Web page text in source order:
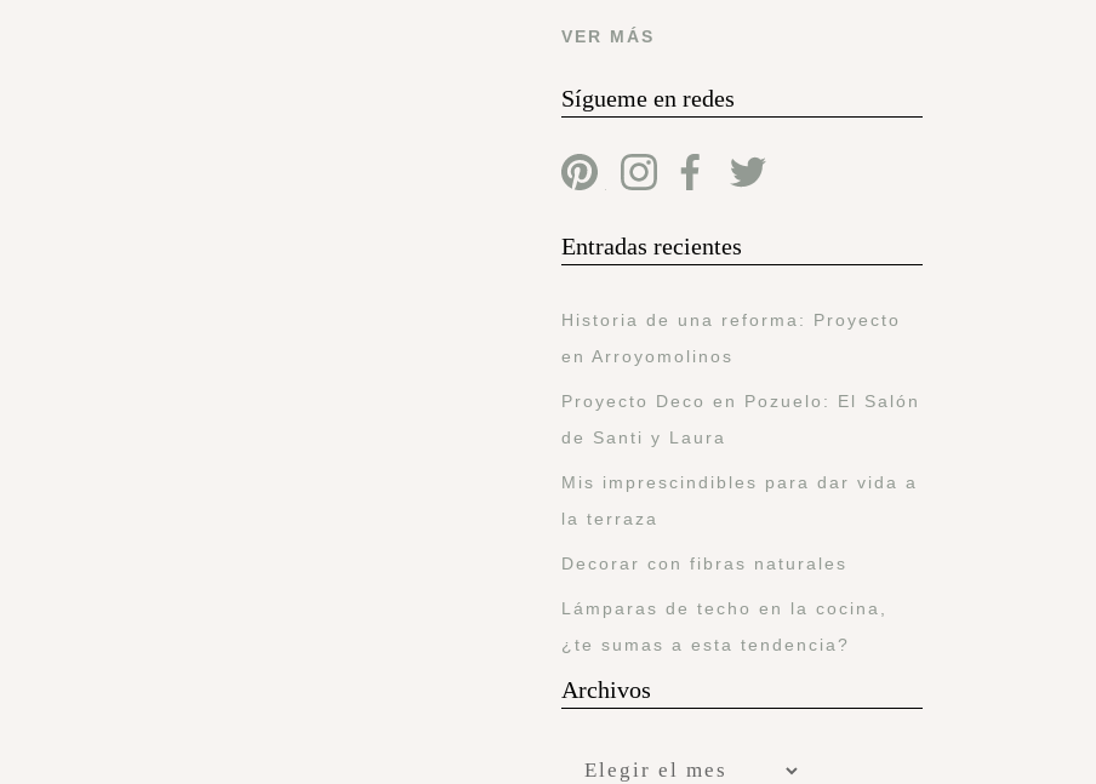
VER MÁS
Sígueme en redes
Entradas recientes
Historia de una reforma: Proyecto
en Arroyomolinos
Proyecto Deco en Pozuelo: El Salón
de Santi y Laura
Mis imprescindibles para dar vida a
la terraza
Decorar con fibras naturales
Lámparas de techo en la cocina,
¿te sumas a esta tendencia?
Archivos